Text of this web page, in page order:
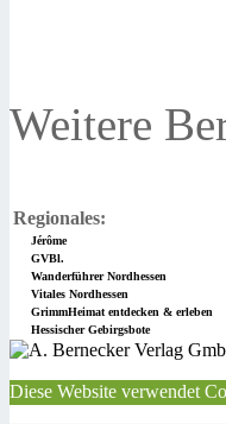
Weitere
Regionales:
Jérôme
GVBl.
Wanderführer Nordhessen
Vitales Nordhessen
GrimmHeimat entdecken & erleben
Hessischer Gebirgsbote
Diese Website verwendet